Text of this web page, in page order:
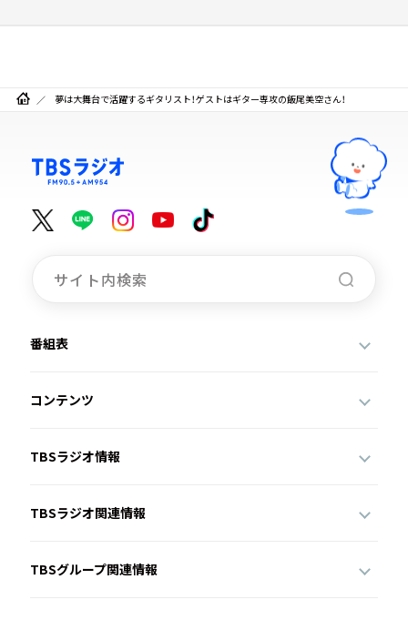
夢は大舞台で活躍するギタリスト！ゲストはギター専攻の飯尾美空さん！
番組表
コンテンツ
TBSラジオ情報
TBSラジオ関連情報
TBSグループ関連情報